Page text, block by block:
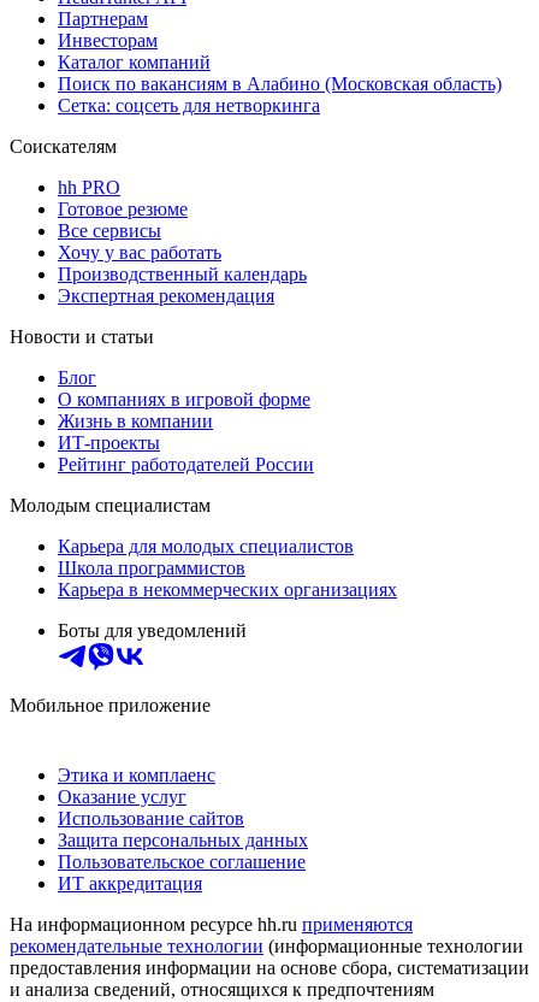
Партнерам
Инвесторам
Каталог компаний
Поиск по вакансиям в Алабино (Московская область)
Сетка: соцсеть для нетворкинга
Соискателям
hh PRO
Готовое резюме
Все сервисы
Хочу у вас работать
Производственный календарь
Экспертная рекомендация
Новости и статьи
Блог
О компаниях в игровой форме
Жизнь в компании
ИТ-проекты
Рейтинг работодателей России
Молодым специалистам
Карьера для молодых специалистов
Школа программистов
Карьера в некоммерческих организациях
Боты для уведомлений
Мобильное приложение
Этика и комплаенс
Оказание услуг
Использование сайтов
Защита персональных данных
Пользовательское соглашение
ИТ аккредитация
На информационном ресурсе hh.ru применяются
рекомендательные технологии (информационные технологии
предоставления информации на основе сбора, систематизации
и анализа сведений, относящихся к предпочтениям